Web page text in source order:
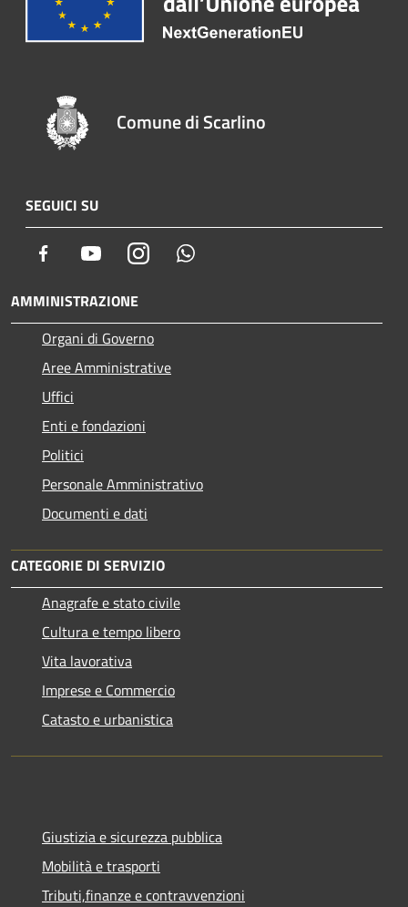
Comune di Scarlino
SEGUICI SU
Facebook YoutubeInstagram
AMMINISTRAZIONE
Organi di Governo
Aree Amministrative
Uffici
Enti e fondazioni
Politici
Personale Amministrativo
Documenti e dati
CATEGORIE DI SERVIZIO
Anagrafe e stato civile
Cultura e tempo libero
Vita lavorativa
Imprese e Commercio
Catasto e urbanistica
Giustizia e sicurezza pubblica
Mobilità e trasporti
Tributi,finanze e contravvenzioni